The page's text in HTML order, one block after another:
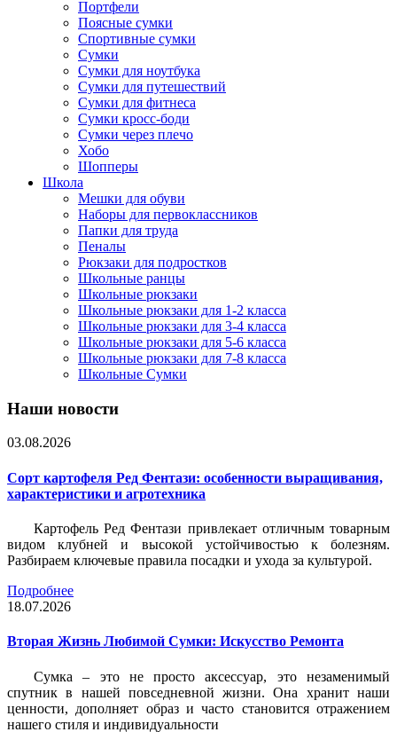
Портфели
Поясные сумки
Спортивные сумки
Сумки
Сумки для ноутбука
Сумки для путешествий
Сумки для фитнеса
Сумки кросс-боди
Сумки через плечо
Хобо
Шопперы
Школа
Мешки для обуви
Наборы для первоклассников
Папки для труда
Пеналы
Рюкзаки для подростков
Школьные ранцы
Школьные рюкзаки
Школьные рюкзаки для 1-2 класса
Школьные рюкзаки для 3-4 класса
Школьные рюкзаки для 5-6 класса
Школьные рюкзаки для 7-8 класса
Школьные Сумки
Наши новости
03.08.2026
Сорт картофеля Ред Фентази: особенности выращивания,
характеристики и агротехника
Картофель Ред Фентази привлекает отличным товарным
видом клубней и высокой устойчивостью к болезням.
Разбираем ключевые правила посадки и ухода за культурой.
Подробнее
18.07.2026
Вторая Жизнь Любимой Сумки: Искусство Ремонта
Сумка – это не просто аксессуар, это незаменимый
спутник в нашей повседневной жизни. Она хранит наши
ценности, дополняет образ и часто становится отражением
нашего стиля и индивидуальности